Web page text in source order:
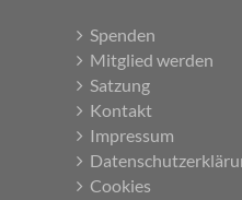
Spenden
Mitglied werden
Satzung
Kontakt
Impressum
Cookies